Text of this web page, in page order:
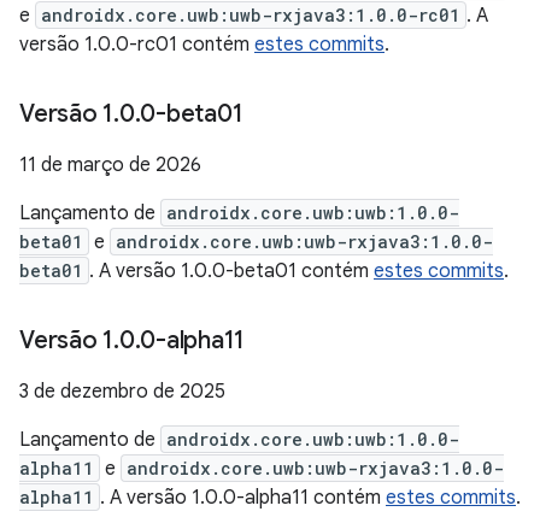
e androidx.core.uwb:uwb-rxjava3:1.0.0-rc01 . A
versão 1.0.0-rc01 contém estes commits.
Versão 1.0.0-beta01
11 de março de 2026
Lançamento de androidx.core.uwb:uwb:1.0.0-
beta01
e androidx.core.uwb:uwb-rxjava3:1.0.0-
beta01 . A versão 1.0.0-beta01 contém estes commits.
Versão 1.0.0-alpha11
3 de dezembro de 2025
Lançamento de androidx.core.uwb:uwb:1.0.0-
alpha11
e androidx.core.uwb:uwb-rxjava3:1.0.0-
alpha11 . A versão 1.0.0-alpha11 contém estes commits.